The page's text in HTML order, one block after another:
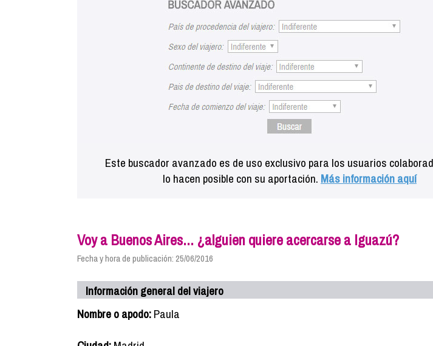
Este buscador avanzado es de uso exclusivo para los usuarios
lo hacen posible con su aportación. Más información aquí
Voy a Buenos Aires... ¿alguien quiere acercarse a Iguazú?
Fecha y hora de publicación: 25/06/2016
Información general del viajero
Nombre o apodo:Paula